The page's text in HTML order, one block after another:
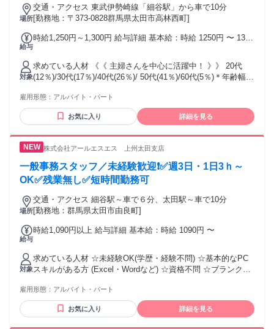
場所
交通・アクセス 東武伊勢崎線「細谷駅」から車で10分
[勤務地：〒373-0828群馬県太田市高林西町]
給与
時給1,250円～1,300円 給与詳細 基本給：時給 1250円 〜 1300
試用・研修期間の条件：本採用と同じ
対象
求めている人材 《《 主婦さんを中心に活躍中！ 》》 20代
(12％)/30代(17％)/40代(26％)/ 50代(41％)/60代(5％)＊年齢幅広
ち着いて仕事復帰した主婦さん ＊将来の社員登用を見据えて
働く20代女性 《《 こんな方にオススメ！ 》》 ＊フルタイム
でしっかり稼げる仕事がしたい ＊新しいことにチャレンジし
キルや知識不要！未経験者歓迎！ ＊現在活躍中の方もみんな
未経験スタート！ －－－－－－－－－－－－－－－－－－－
－ 《《 くるみんマークを取得しました 》》 2022年1月11日/
厚生労働省が制定している ｢次世代育成支援対策推進法｣に基
づく制度で ｢子育てサポート企業｣に認定されました。 ＞＞そ
の証である｢くるみん｣マーク取得＜＜
雇用形態： アルバイト・パート
お気に入り 詳細を見る
株式会社アールエスエス 上州太田支店
一般事務スタッフ／未経験歓迎❗✅週3日・1日3ｈ～
OK✅残業無し✅短時間勤務可
場所
交通・アクセス 細谷駅～車で６分、太田駅～車で10分
[勤務地：群馬県太田市由良町]
給与
時給1,090円以上 給与詳細 基本給：時給 1090円 〜
対象
求めている人材 ☆未経験OK(学歴・経験不問) ☆基本的なPC
スキルがある方 (Excel・Wordなど) ☆資格不問 ☆ブランクOK
業事務,経理事務, コールセンター,医療事務,受付事務, PCスキ
ル,電話応対,データ入力など
雇用形態： アルバイト・パート
お気に入り 詳細を見る